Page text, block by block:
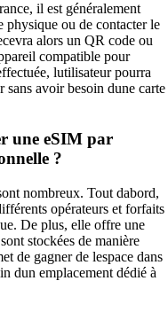
il est généralement
physique ou de contacter le
alors un QR code ou
compatible pour
lutilisateur pourra
sans avoir besoin dune carte
une eSIM par
?
nombreux. Tout dabord,
opérateurs et forfaits
De plus, elle offre une
stockées de manière
de gagner de lespace dans
dun emplacement dédié à